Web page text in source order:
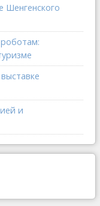
Шенгенского
и